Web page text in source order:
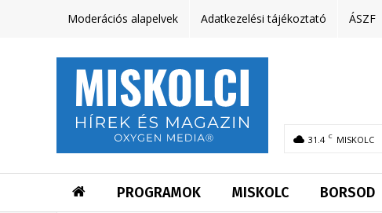
Moderációs alapelvek Adatkezelési tájékoztató ÁSZF
31.4 C MISKOLC
PROGRAMOK MISKOLC BORSOD